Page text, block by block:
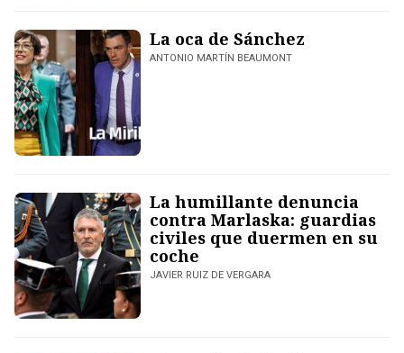
La oca de Sánchez
ANTONIO MARTÍN BEAUMONT
La humillante denuncia
contra Marlaska: guardias
civiles que duermen en su
coche
JAVIER RUIZ DE VERGARA